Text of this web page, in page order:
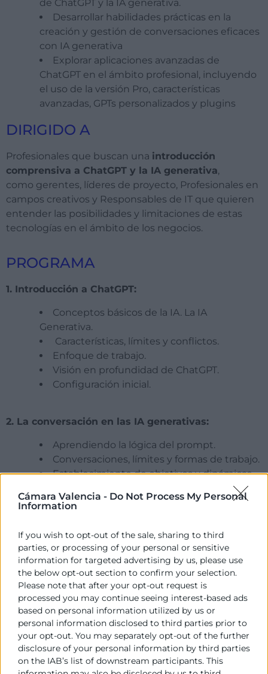
Cámara Valencia - Do Not Process My Personal
Information
If you wish to opt-out of the sale, sharing to third
parties, or processing of your personal or sensitive
information for targeted advertising by us, please use
the below opt-out section to confirm your selection.
Please note that after your opt-out request is
processed you may continue seeing interest-based ads
based on personal information utilized by us or
personal information disclosed to third parties prior to
your opt-out. You may separately opt-out of the further
disclosure of your personal information by third parties
on the IAB’s list of downstream participants. This
de ChatGPT y la IA generativa.
Desarrollar habilidades prácticas en la
creación y gestión de conversaciones eficaces
con IA generativa
Explorar aplicaciones avanzadas de
ChatGPT en el ámbito profesional, incluyendo
el uso de la versión Pro, características
avanzadas, GPTs personalizados y plugins
DIRIGIDO A
Profesionales que buscan una introducción
comprensiva a ChatGPT y la IA generativa,
como gerentes, líderes de proyecto, Profesionales en
campos creativos y Responsables de IT que quieren
entender las posibilidades y limitaciones de estas
tecnologías en el ámbito de los negocios.
PROGRAMA
1. Introducción a ChatGPT:
Conceptos básicos de la IA. La IA
Generativa.
Características, límites y conflictos.
Enfoque de trabajo.
Visión en profundidad de ChatGPT.
Configuración inicial.
2. La conversación en las IA generativas:
Aprendiendo la lógica del prompt.
Conversaciones, límites y formas de trabajo.
Establecimiento de objetivos y dinámicas
Cómo superar bloqueos y barreras.
3. Usos y vertientes de ChatGPT en las
organizaciones y profesionales.
Los usos en el ámbito profesional.
Resolviendo el trabajo diario con ChatGPT
como complemento: la lógica del uso.
4. ChatGPT en modo experto:
Versión Pro.